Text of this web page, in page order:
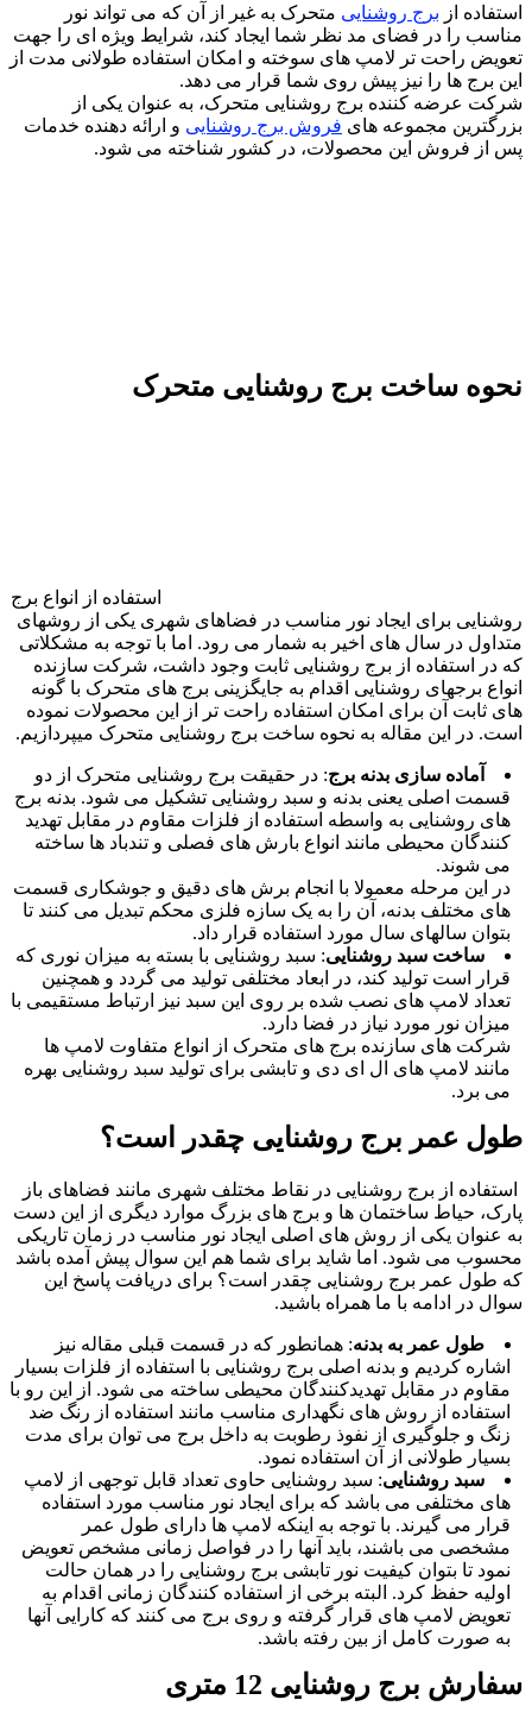
ازبرج روشناییمتحرک به غیر از آن که می‌ تواند نور
را در فضای مد نظر شما ایجاد کند، شرایط ویژه ای را جهت
راحت تر لامپ های سوخته و امکان استفاده طولانی مدت از
برج ها را نیز پیش روی شما قرار می دهد.
عرضه کننده برج روشنایی متحرک، به عنوان یکی از
مجموعه هایفروش برج روشناییو ارائه دهنده خدمات
از فروش این محصولات، در کشور شناخته می‌ شود.
ساخت برج روشنایی متحرک
استفاده از انواع برج
برای ایجاد نور مناسب در فضاهای شهری یکی از روشهای
در سال های اخیر به شمار می رود. اما با توجه به مشکلاتی
در استفاده از برج روشنایی ثابت وجود داشت، شرکت سازنده
برجهای روشنایی اقدام به جایگزینی برج های متحرک با گونه‌
ثابت آن برای امکان استفاده راحت تر از این محصولات نموده
در این مقاله به نحوه ساخت برج روشنایی متحرک میپردازیم.
آماده سازی بدنه برج : در حقیقت برج روشنایی متحرک از دو
قسمت اصلی یعنی بدنه و سبد روشنایی تشکیل می شود. بدنه برج
های روشنایی به واسطه استفاده از فلزات مقاوم در مقابل تهدید
کنندگان محیطی مانند انواع بارش های فصلی و تندباد ها ساخته
می شوند.
در این مرحله معمولا با انجام برش های دقیق و جوشکاری قسمت
های مختلف بدنه، آن را به یک سازه فلزی محکم تبدیل می کنند تا
بتوان سالهای سال مورد استفاده قرار داد.
ساخت سبد روشنایی: سبد روشنایی با بسته به میزان نوری که
قرار است تولید کند، در ابعاد مختلفی تولید می گردد و همچنین
تعداد لامپ های نصب شده بر روی این سبد نیز ارتباط مستقیمی با
میزان نور مورد نیاز در فضا دارد.
شرکت های سازنده برج های متحرک از انواع متفاوت لامپ ها
مانند لامپ های ال ای دی و تابشی برای تولید سبد روشنایی بهره
می برد.
عمر برج روشنایی چقدر است؟
از برج روشنایی در نقاط مختلف شهری مانند فضاهای باز
حیاط ساختمان ها و برج های بزرگ موارد دیگری از این دست
عنوان یکی از روش‌ های اصلی ایجاد نور مناسب در زمان تاریکی
می شود. اما شاید برای شما هم این سوال پیش آمده باشد
طول عمر برج روشنایی چقدر است؟ برای دریافت پاسخ این
در ادامه با ما همراه باشید.
طول عمر به بدنه: همانطور که در قسمت قبلی مقاله نیز
اشاره کردیم و بدنه اصلی برج روشنایی با استفاده از فلزات بسیار
مقاوم در مقابل تهدیدکنندگان محیطی ساخته می شود. از این رو با
استفاده از روش های نگهداری مناسب مانند استفاده از رنگ ضد
زنگ و جلوگیری از نفوذ رطوبت به داخل برج می توان برای مدت
بسیار طولانی از آن استفاده نمود.
سبد روشنایی: سبد روشنایی حاوی تعداد قابل توجهی از لامپ
های مختلفی می باشد که برای ایجاد نور مناسب مورد استفاده
قرار می گیرند. با توجه به اینکه لامپ ها دارای طول عمر
مشخصی می باشند، باید آنها را در فواصل زمانی مشخص تعویض
نمود تا بتوان کیفیت نور تابشی برج روشنایی را در همان حالت
اولیه حفظ کرد. البته برخی از استفاده کنندگان زمانی اقدام به
تعویض لامپ های قرار گرفته و روی برج می‌ کنند که کارایی آنها
به صورت کامل از بین رفته باشد.
برج روشنایی 12 متری